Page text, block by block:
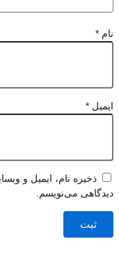
*
ذخیره نام، ایمیل و
می‌نویسم.